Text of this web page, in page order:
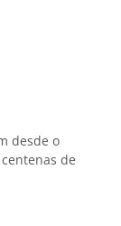
desde o
de